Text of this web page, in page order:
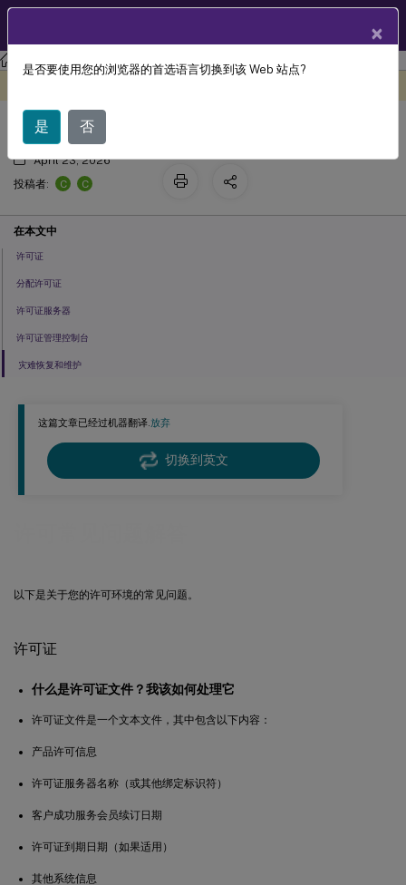
许可 许可 11.17.2 build 41000
这篇文章已经过机器翻译.放弃
切换到英文
以下是关于您的许可环境的常见问题。
许可证
什么是许可证文件？我该如何处理它
许可证文件是一个文本文件，其中包含以下内容：
产品许可信息
许可证服务器名称（或其他绑定标识符）
客户成功服务会员续订日期
许可证到期日期（如果适用）
其他系统信息
许可常见问题解答
April 23, 2026
投稿者:
C C
在本文中
许可证
分配许可证
许可证服务器
许可证管理控制台
灾难恢复和维护
×
是否要使用您的浏览器的首选语言切换到该 Web 站点?
是 否